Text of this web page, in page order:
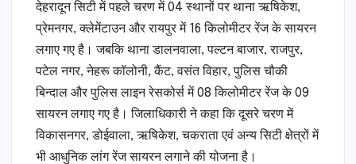
देहरादून सिटी में पहले चरण में 04 स्थानों पर थाना ऋषिकेश,
प्रेमनगर, क्लेमेंटाउन और रायपुर में 16 किलोमीटर रेंज के सायरन
लगाए गए है। जबकि थाना डालनवाला, पल्टन बाजार, राजपुर,
पटेल नगर, नेहरू कॉलोनी, कैंट, वसंत विहार, पुलिस चौकी
बिन्दाल और पुलिस लाइन रेसकोर्स में 08 किलोमीटर रेंज के 09
सायरन लगाए गए है। जिलाधिकारी ने कहा कि दूसरे चरण में
विकासनगर, डोईवाला, ऋषिकेश, चकराता एवं अन्य सिटी क्षेत्रों में
भी आधुनिक लांग रेंज सायरन लगाने की योजना है।